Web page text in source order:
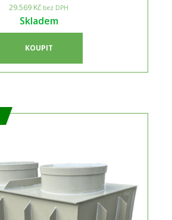
29.569 Kč bez DPH
Skladem
KOUPIT